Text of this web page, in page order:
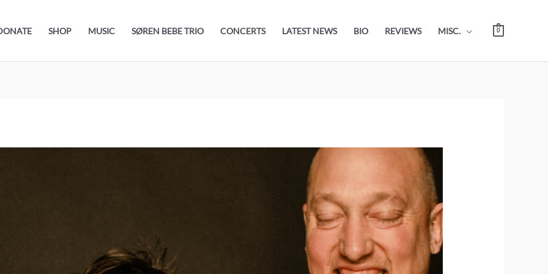
SHOP MUSIC SØREN BEBE TRIO CONCERTS LATEST NEWS BIO REVIEWS MISC. 0